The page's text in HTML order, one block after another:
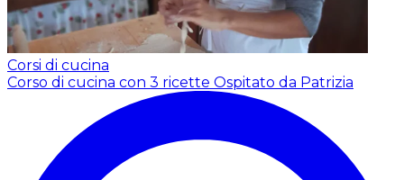
Corsi di cucina
Corso di cucina con 3 ricette Ospitato da Patrizia